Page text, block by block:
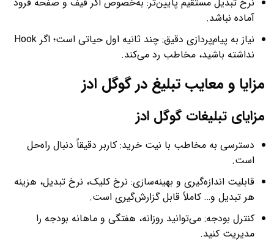
آماده نباشد.
نیاز به پیام‌پردازی دقیق: چند ثانیه اول حیاتی است؛ اگر Hook
نداشته باشید، مخاطب رد می‌کند.
مزایا و معایب تبلیغ در گوگل ادز
مزایای تبلیغات گوگل ادز
دسترسی به مخاطب با نیت خرید: کاربر دقیقاً دنبال راه‌حل
است.
قابلیت اندازه‌گیری و بهینه‌سازی: نرخ کلیک، نرخ تبدیل، هزینه
هر تبدیل و… کاملاً قابل گزارش‌گیری است.
کنترل بودجه: می‌توانید روزانه، هفتگی و ماهانه بودجه را
مدیریت کنید.